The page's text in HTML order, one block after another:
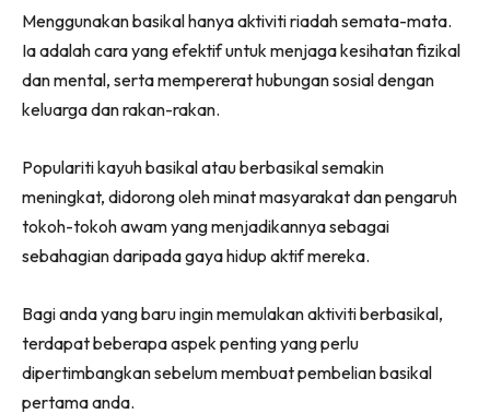
(Twitter)
Menggunakan basikal hanya aktiviti riadah semata-mata.
Ia adalah cara yang efektif untuk menjaga kesihatan fizikal
dan mental, serta mempererat hubungan sosial dengan
keluarga dan rakan-rakan.
Populariti kayuh basikal atau berbasikal semakin
meningkat, didorong oleh minat masyarakat dan pengaruh
tokoh-tokoh awam yang menjadikannya sebagai
sebahagian daripada gaya hidup aktif mereka.
Bagi anda yang baru ingin memulakan aktiviti berbasikal,
terdapat beberapa aspek penting yang perlu
dipertimbangkan sebelum membuat pembelian basikal
pertama anda.